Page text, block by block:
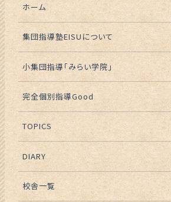
ホーム
集団指導塾EISUについて
小集団指導「みらい学院」
完全個別指導Good
TOPICS
DIARY
校舎一覧